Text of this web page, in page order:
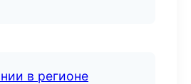
в регионе